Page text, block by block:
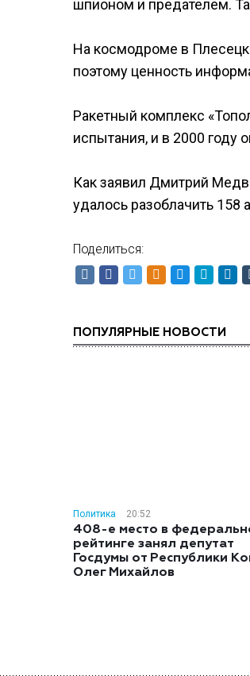
шпионом и предателем.
На космодроме в
поэтому ценность
Ракетный комплекс
испытания, и в 2000 году
Как заявил Дмитрий
удалось разоблачить
Поделиться:
ПОПУЛЯРНЫЕ НОВОСТИ
Политика 20:52
408-е место в
рейтинге занял депутат
Госдумы от Республики
Олег Михайлов